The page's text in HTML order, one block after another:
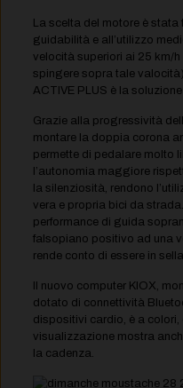
La scelta del motore è
guidabilità e all’utilizzo
velocità superiori ai 25 km/
spingere sopra tale
ACTIVE PLUS è la
Grazie alla progressività
montare la doppia corona
permette di pedalare molto
l’autonomia maggiore
la silenziosità, rendono
vera e propria bici da
performance di guida
falsopiano positivo ad una
rende conto di essere in
Il nuovo computer KIOX,
dotato di connettività
dispositivi cardio, è a colori,
visualizzazione mostra
la cadenza.